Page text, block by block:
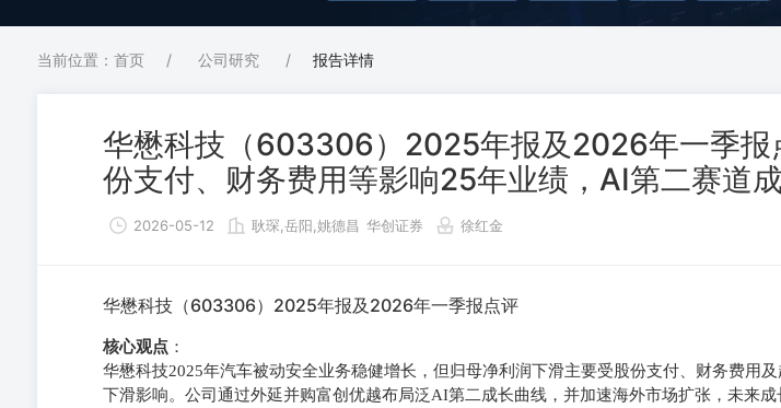
AIGC
大
当前位置：首页 / 公司研究 / 报告详情
华懋科技（603306）2025年报及2026年一季报
份支付、财务费用等影响25年业绩，AI第二赛道
2026-05-12 耿琛,岳阳,姚德昌 华创证券 徐红金
华懋科技（603306）2025年报及2026年一季报点评
核心观点 ：
华懋科技2025年汽车被动安全业务稳健增长，但归母净利润下滑主要受股份支付、财务费用及
下滑影响。公司通过外延并购富创优越布局泛AI第二成长曲线，并加速海外市场扩张，未来成